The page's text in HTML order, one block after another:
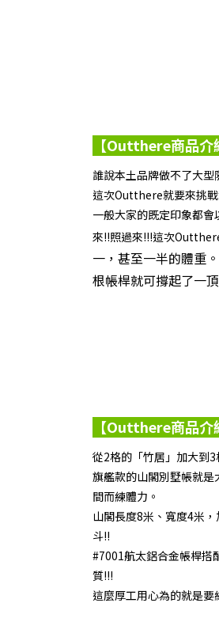
【Outthere商品
誰說本土品牌做不了大型
這次Outthere就要來挑
一般大家的既定印象都
來!!照過來!!!這次
一，甚至一半的體重
根帳桿就可撐起了一
【Outthere商品
從2格的「竹居」加大到
旗艦款的山閣別墅帳就
間而練體力。
山閣長度8米、寬度4米
斗!!
#7001航太鋁合金帳桿搭
質!!!
這麼厚工用心為的就是